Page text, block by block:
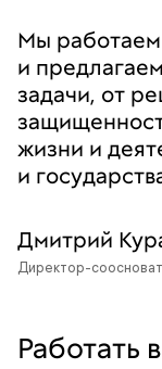
Мы
и
задачи, от
жизни и
и
Дмитрий
Директор-
Работать